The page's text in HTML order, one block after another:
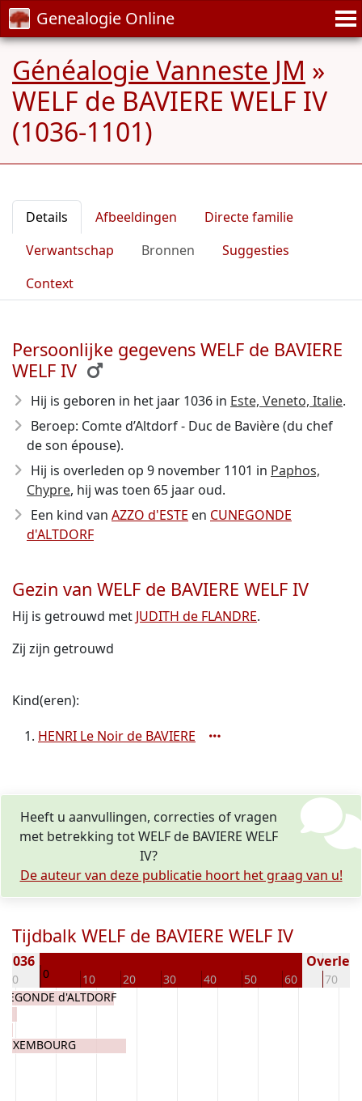
Genealogie Online
Généalogie Vanneste JM »
WELF de BAVIERE WELF IV
(1036-1101)
Details Afbeeldingen
Directe familie
Verwantschap
Bronnen
Suggesties
Context
Persoonlijke gegevens WELF de BAVIERE
WELF IV
Hij is geboren in het jaar 1036 in Este, Veneto, Italie.
Beroep: Comte d’Altdorf - Duc de Bavière (du chef
de son épouse).
Hij is overleden op 9 november 1101 in Paphos,
Chypre, hij was toen 65 jaar oud.
Een kind van AZZO d'ESTE en CUNEGONDE
d'ALTDORF
Gezin van WELF de BAVIERE WELF IV
Hij is getrouwd met JUDITH de FLANDRE.
Zij zijn getrouwd
Kind(eren):
HENRI Le Noir de BAVIERE
Heeft u aanvullingen, correcties of vragen
met betrekking tot WELF de BAVIERE WELF
IV?
De auteur van deze publicatie hoort het graag van u!
Tijdbalk WELF de BAVIERE WELF IV
-10 0 10 20 30 40 50 60 70
1036
d'ALTDORF